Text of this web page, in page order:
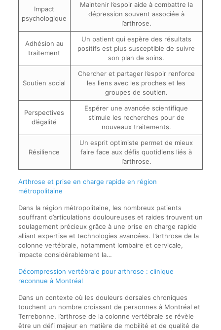
Impact
psychologique
Maintenir l’espoir aide à combattre la
dépression souvent associée à
l’arthrose.
Adhésion au
traitement
Un patient qui espère des résultats
positifs est plus susceptible de suivre
son plan de soins.
Soutien social
Chercher et partager l’espoir renforce
les liens avec les proches et les
groupes de soutien.
Perspectives
d’égalité
Espérer une avancée scientifique
stimule les recherches pour de
nouveaux traitements.
Résilience
Un esprit optimiste permet de mieux
faire face aux défis quotidiens liés à
l’arthrose.
Arthrose et prise en charge rapide en région
métropolitaine
Dans la région métropolitaine, les nombreux patients
souffrant d’articulations douloureuses et raides trouvent un
soulagement précieux grâce à une prise en charge rapide
alliant expertise et technologies avancées. L’arthrose de la
colonne vertébrale, notamment lombaire et cervicale,
impacte considérablement la…
Décompression vertébrale pour arthrose : clinique
reconnue à Montréal
Dans un contexte où les douleurs dorsales chroniques
touchent un nombre croissant de personnes à Montréal et
Terrebonne, l’arthrose de la colonne vertébrale se révèle
être un défi majeur en matière de mobilité et de qualité de